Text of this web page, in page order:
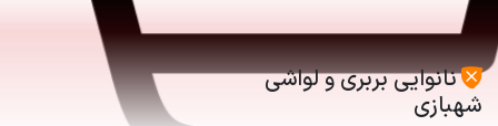
نانوایی بربری و لواشی
شهبازی